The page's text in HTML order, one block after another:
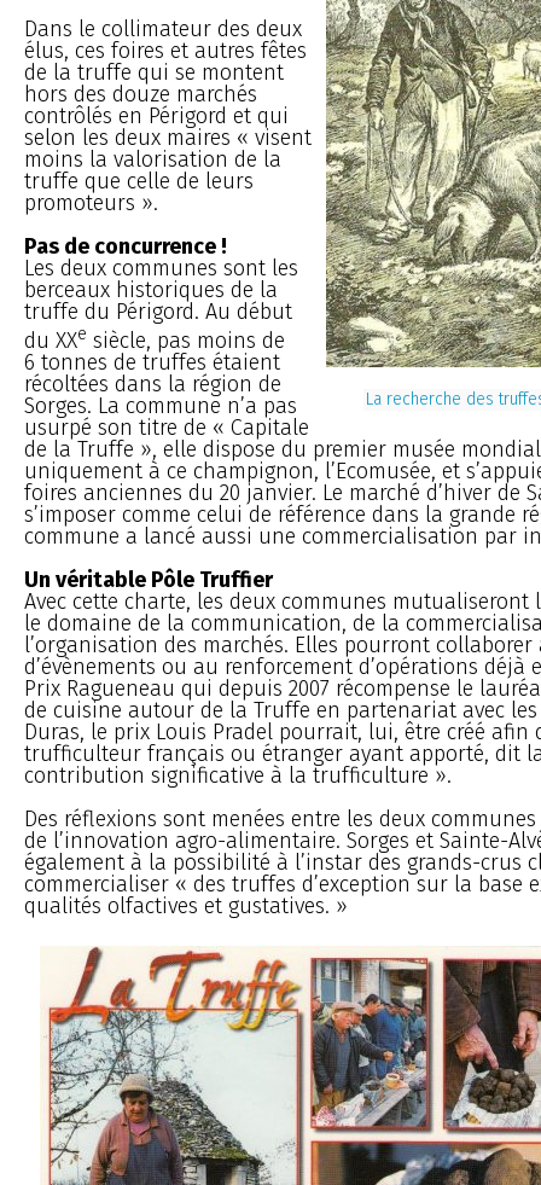
La recherche des
Dans le collimateur des deux
élus, ces foires et autres fêtes
de la truffe qui se montent
hors des douze marchés
contrôlés en Périgord et qui
selon les deux maires « visent
moins la valorisation de la
truffe que celle de leurs
promoteurs ».
Pas de concurrence !
Les deux communes sont les
berceaux historiques de la
truffe du Périgord. Au début
du XXe siècle, pas moins de
6 tonnes de truffes étaient
récoltées dans la région de
Sorges. La commune n’a pas
usurpé son titre de « Capitale
de la Truffe », elle dispose du premier musée
uniquement à ce champignon, l’Ecomusée, et
foires anciennes du 20 janvier. Le marché d’hiver de
s’imposer comme celui de référence dans la grande
commune a lancé aussi une commercialisation par
Un véritable Pôle Truffier
Avec cette charte, les deux communes mutualiseront
le domaine de la communication, de la
l’organisation des marchés. Elles pourront
d’évènements ou au renforcement d’opérations déjà
Prix Ragueneau qui depuis 2007 récompense le
de cuisine autour de la Truffe en partenariat avec les
Duras, le prix Louis Pradel pourrait, lui, être créé afin
trufficulteur français ou étranger ayant apporté, dit
contribution significative à la trufficulture ».
Des réflexions sont menées entre les deux
de l’innovation agro-alimentaire. Sorges et Sainte-
également à la possibilité à l’instar des grands-crus
commercialiser « des truffes d’exception sur la base
qualités olfactives et gustatives. »